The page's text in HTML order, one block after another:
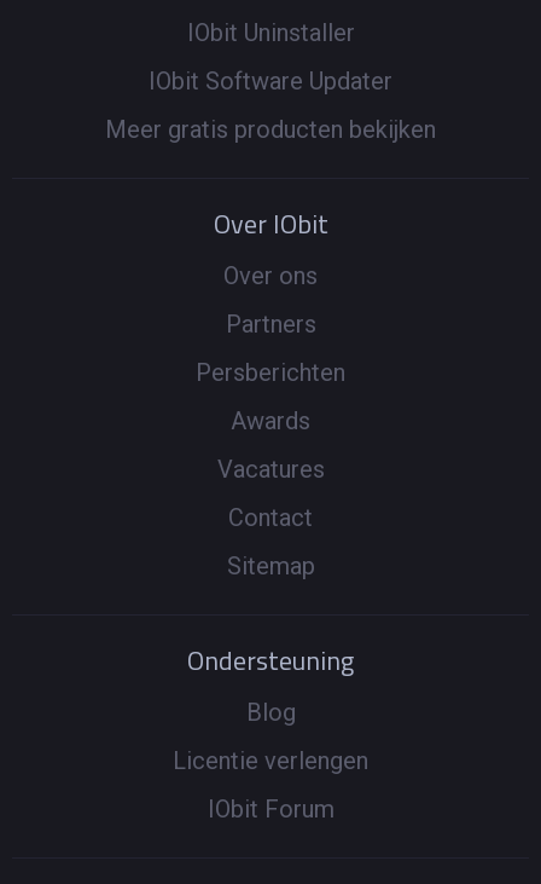
IObit Uninstaller
IObit Software Updater
Meer gratis producten bekijken
Over IObit
Over ons
Partners
Persberichten
Awards
Vacatures
Contact
Sitemap
Ondersteuning
Blog
Licentie verlengen
IObit Forum